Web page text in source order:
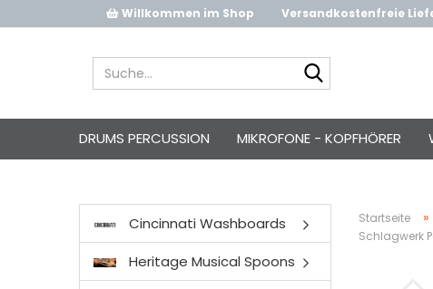
Willkommen im Shop Versandkostenfreie
DRUMS PERCUSSION MIKROFONE - KOPFHÖRER
Startseite »
Schlagwerk
Cincinnati Washboards
Heritage Musical Spoons